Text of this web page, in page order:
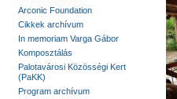
Arconic Foundation
Cikkek archívum
In memoriam Varga Gábor
Komposztálás
Palotavárosi Közösségi Kert
(PaKK)
Program archívum